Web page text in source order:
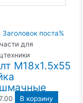
для
М18х1.5х55
В корзину